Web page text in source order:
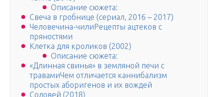
Описание сюжета:
Свеча в гробнице (сериал, 2016 – 2017)
Человечина-чилиРецепты ацтеков с
пряностями
Клетка для кроликов (2002)
Описание сюжета:
«Длинная свинья» в земляной печи с
травамиЧем отличается каннибализм
простых аборигенов и их вождей
Соловей (2018)